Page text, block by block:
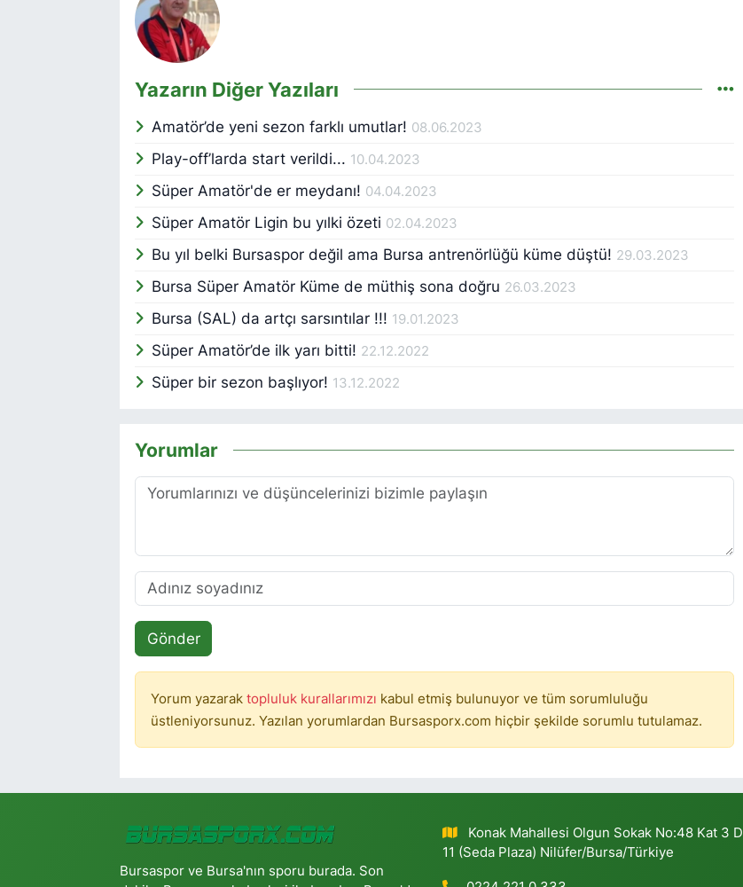
Yazarın Diğer Yazıları
Amatör’de yeni sezon farklı umutlar! 08.06.2023
Play-off’larda start verildi... 10.04.2023
Süper Amatör'de er meydanı! 04.04.2023
Süper Amatör Ligin bu yılki özeti 02.04.2023
Bu yıl belki Bursaspor değil ama Bursa antrenörlüğü küme düştü! 29.03.2023
Bursa Süper Amatör Küme de müthiş sona doğru 26.03.2023
Bursa (SAL) da artçı sarsıntılar !!! 19.01.2023
Süper Amatör’de ilk yarı bitti! 22.12.2022
Süper bir sezon başlıyor! 13.12.2022
Yorumlar
Gönder
Yorum yazarak topluluk kurallarımızı kabul etmiş bulunuyor ve tüm sorumluluğu
üstleniyorsunuz. Yazılan yorumlardan Bursasporx.com hiçbir şekilde sorumlu tutulamaz.
Bursaspor ve Bursa'nın sporu burada. Son
Konak Mahallesi Olgun Sokak No:48 Kat 3 D
11 (Seda Plaza) Nilüfer/Bursa/Türkiye